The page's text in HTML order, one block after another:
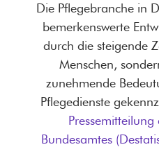
Die Pflegebranche in
bemerkenswerte
durch die steigende
Menschen,
zunehmende
Pflegedienste
Pressemitteilung
Bundesamtes